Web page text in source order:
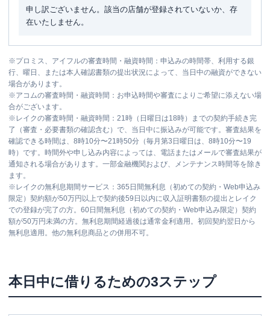
申し訳ございません。該当の店舗が登録されていないか、存
在いたしません。
※プロミス、アイフルの審査時間・融資時間：申込みの時間帯、利用する銀
行、曜日、または本人確認書類の提出状況によって、当日中の融資ができない
場合があります。
※アコムの審査時間・融資時間：お申込時間や審査によりご希望に添えない場
合がございます。
※ レイクの審査時間・融資時間：21時（日曜日は18時）までの契約手続き完
了（審査・必要書類の確認含む）で、当日中に振込みが可能です。審査結果を
確認できる時間は、8時10分〜21時50分（毎月第3日曜日は、8時10分〜19
時）です。時間外や申し込み内容によっては、電話またはメールで審査結果が
通知される場合があります。一部金融機関および、メンテナンス時間等を除き
ます。
※ レイクの無利息期間サービス：365日間無利息（初めての契約・Web申込み
限定）契約額が50万円以上で契約後59日以内に収入証明書類の提出とレイク
での登録が完了の方。60日間無利息（初めての契約・Web申込み限定）契約
額が50万円未満の方。無利息期間経過後は通常金利適用。初回契約翌日から
無利息適用。他の無利息商品との併用不可。
本日中に借りるための3ステップ